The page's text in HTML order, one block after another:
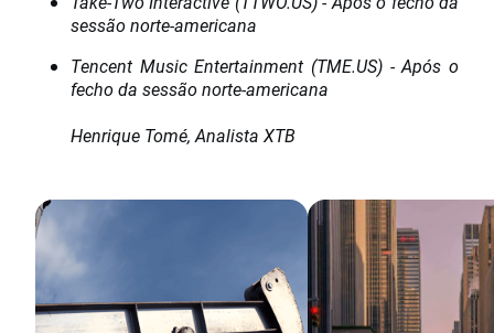
sessão norte-americana
Tencent Music Entertainment (TME.US) - Após o
fecho da sessãonorte-americana
Henrique Tomé, Analista XTB